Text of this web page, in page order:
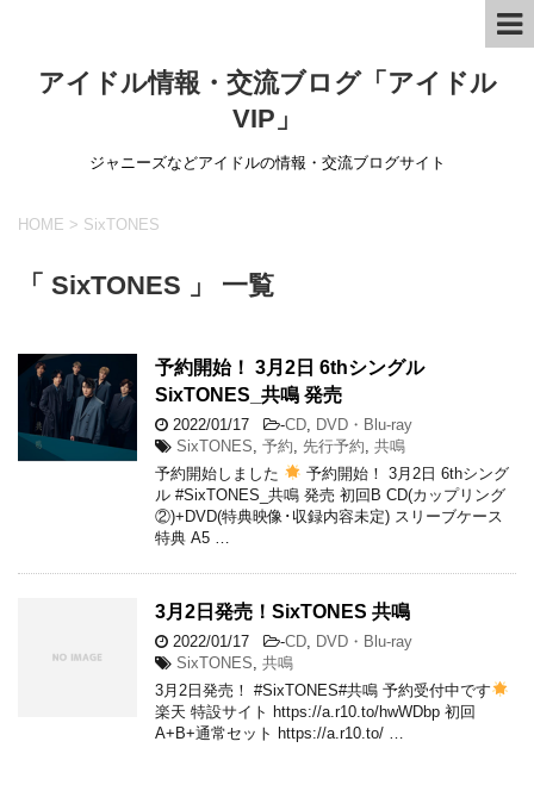
アイドル情報・交流ブログ「アイドル
VIP」
ジャニーズなどアイドルの情報・交流ブログサイト
HOME > SixTONES
「 SixTONES 」 一覧
予約開始！ 3月2日 6thシングル
SixTONES_共鳴 発売
2022/01/17 -CD DVD・Blu-ray
SixTONES 予約 先行予約 共鳴
予約開始しました
予約開始！ 3月2日 6thシング
ル #SixTONES_共鳴 発売 初回B CD(カップリング
②)+DVD(特典映像･収録内容未定) スリーブケース
特典 A5 …
3月2日発売！SixTONES 共鳴
2022/01/17 -CD DVD・Blu-ray
SixTONES 共鳴
3月2日発売！ #SixTONES#共鳴 予約受付中です
楽天 特設サイト https://a.r10.to/hwWDbp 初回
A+B+通常セット https://a.r10.to/ …